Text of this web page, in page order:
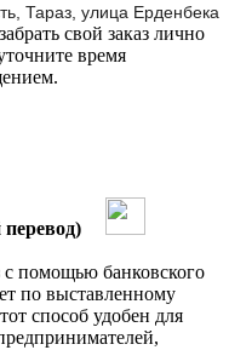
Тараз, улица Ерденбека
свой заказ лично
время
перевод)
помощью банковского
по выставленному
способ удобен для